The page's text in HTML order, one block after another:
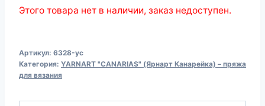
Этого товара нет в наличии, заказ недоступен.
Артикул: 6328-yc
Категория: YARNART "CANARIAS" (Ярнарт Канарейка) – пряжа
для вязания